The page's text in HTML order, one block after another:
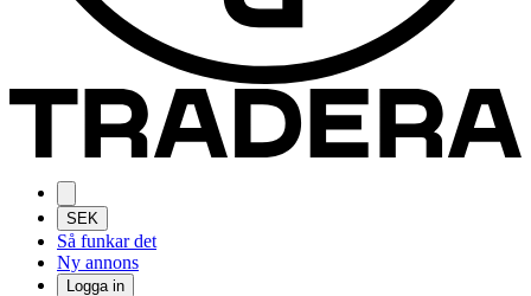
SEK
Så funkar det
Ny annons
Logga in